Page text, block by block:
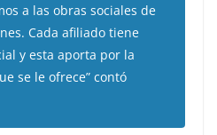
a las obras sociales de
Cada afiliado tiene
y esta aporta por la
se le ofrece” contó